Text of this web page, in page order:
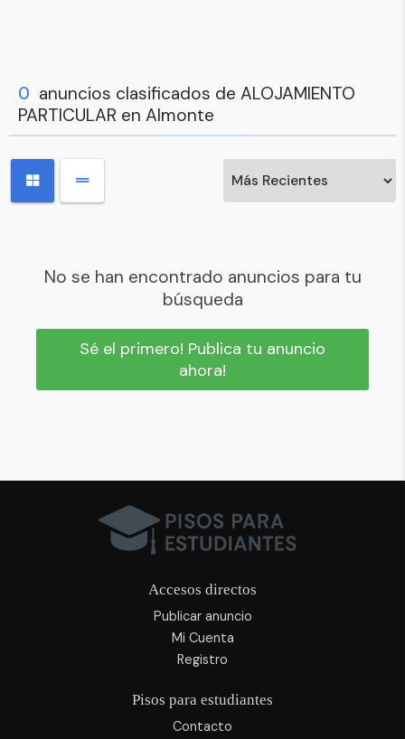
0 anuncios clasificados de ALOJAMIENTO
PARTICULAR en Almonte
No se han encontrado anuncios para tu
búsqueda
Sé el primero! Publica tu anuncio
ahora!
Accesos directos
Publicar anuncio
Mi Cuenta
Registro
Pisos para estudiantes
Contacto